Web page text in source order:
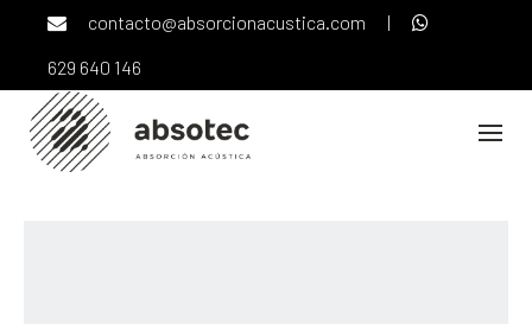
content
contacto@absorcionacustica.com
|
629 640 146